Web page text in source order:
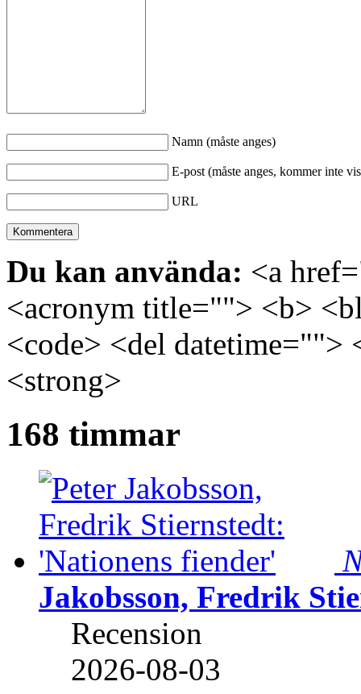
Namn (måste anges)
E-post (måste anges, kommer inte
URL
Du kan använda: <a
<acronym title=""> <b>
<code> <del
<strong>
168 timmar
Jakobsson, Fredrik
Recension
2026-08-03